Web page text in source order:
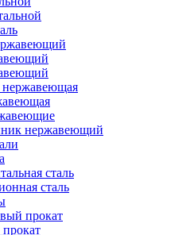
нержавеющая
нержавеющий
сталь
сталь
прокат